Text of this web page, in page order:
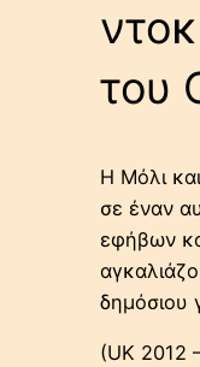
του
H Μόλι
σε έναν
εφήβων
δημόσιου
(UK 2012